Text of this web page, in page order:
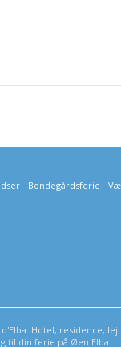
Bondegårdsferie
Hotel, residence,
til din ferie på Øen Elba.